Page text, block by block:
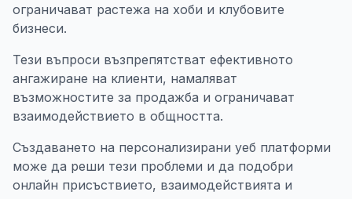
ограничават растежа на хоби и клубовите
бизнеси.
Тези въпроси възпрепятстват ефективното
ангажиране на клиенти, намаляват
възможностите за продажба и ограничават
взаимодействието в общността.
Създаването на персонализирани уеб платформи
може да реши тези проблеми и да подобри
онлайн присъствието, взаимодействията и